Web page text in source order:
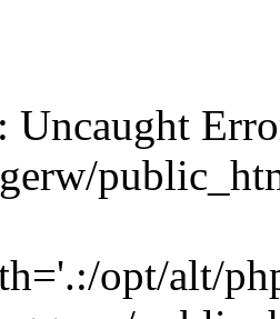
: Uncaught
opt/alt/